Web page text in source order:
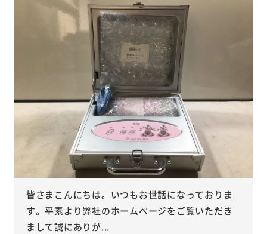
皆さまこんにちは。いつもお世話になっておりま
す。平素より弊社のホームページをご覧いただき
まして誠にありが...